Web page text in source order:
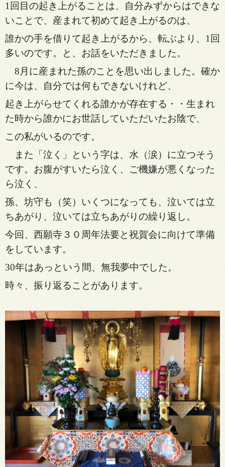
1回目の起き上がることは、自分みずからはできな
いことで、産まれて初めて起き上がるのは、
誰かの手を借りて起き上がるから、転ぶより、1回
多いのです。と、お話をいただきました。
8月に産まれた孫のことを思い出しました。確か
に今は、 自分では何もできないけれど、
起き上がらせてくれる誰かが存在する・・生まれ
た時から誰かにお世話していただいたお陰で、
この私がいるのです。
また「泣く」という字は、水（涙）に立つそう
です。お腹がすいたら泣く、ご機嫌が悪くなった
ら泣く、
孫、坊守も（笑）い くつになっても、泣いては立
ちあがり、泣いては立ちあがりの繰り返し。
今回、西願寺３０周年法要と祝賀会に向けて準備
をしています。
30年はあっという間、無我夢中でした。
時々、振り返ることがあります。